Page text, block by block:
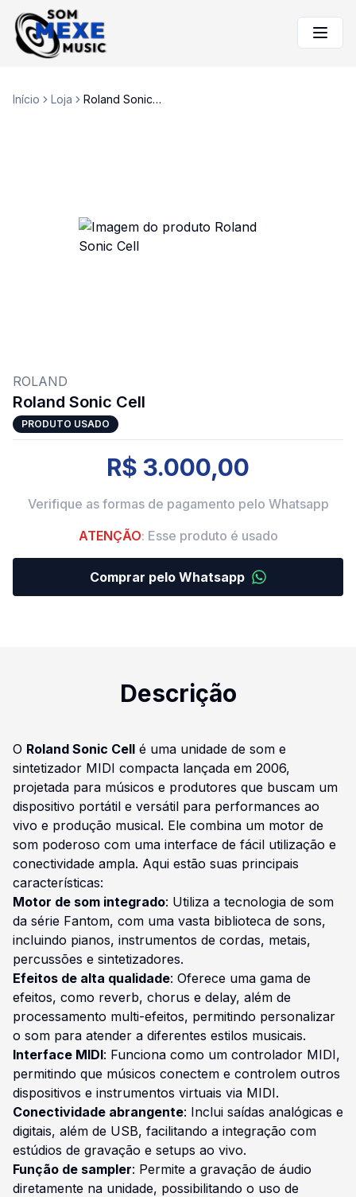
Início Loja Roland Sonic Cell
ROLAND
Roland Sonic Cell
PRODUTO USADO
R$ 3.000,00
Verifique as formas de pagamento pelo Whatsapp
ATENÇÃO: Esse produto é usado
Comprar pelo Whatsapp
Descrição
O Roland Sonic Cell é uma unidade de som e
sintetizador MIDI compacta lançada em 2006,
projetada para músicos e produtores que buscam um
dispositivo portátil e versátil para performances ao
vivo e produção musical. Ele combina um motor de
som poderoso com uma interface de fácil utilização e
conectividade ampla. Aqui estão suas principais
características:
Motor de som integrado: Utiliza a tecnologia de som
da série Fantom, com uma vasta biblioteca de sons,
incluindo pianos, instrumentos de cordas, metais,
percussões e sintetizadores.
Efeitos de alta qualidade: Oferece uma gama de
efeitos, como reverb, chorus e delay, além de
processamento multi-efeitos, permitindo personalizar
o som para atender a diferentes estilos musicais.
Interface MIDI: Funciona como um controlador MIDI,
permitindo que músicos conectem e controlem outros
dispositivos e instrumentos virtuais via MIDI.
Conectividade abrangente: Inclui saídas analógicas e
digitais, além de USB, facilitando a integração com
estúdios de gravação e setups ao vivo.
Função de sampler: Permite a gravação de áudio
diretamente na unidade, possibilitando o uso de